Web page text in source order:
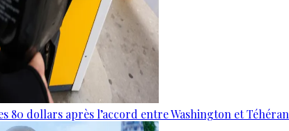
80 dollars après l’accord entre Washington et Téhéran